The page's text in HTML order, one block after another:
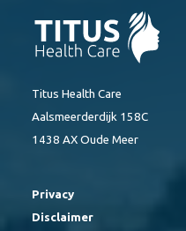
Titus Health Care
Aalsmeerderdijk 158C
1438 AX Oude Meer
Privacy
Disclaimer